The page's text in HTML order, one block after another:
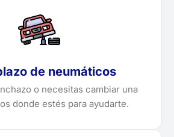
de neumáticos
o necesitas cambiar una
donde estés para ayudarte.